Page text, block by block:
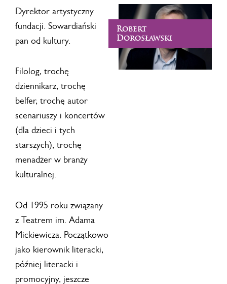
Dyrektor artystyczny
fundacji. Sowardiański
pan od kultury.
Filolog, trochę
dziennikarz, trochę
belfer, trochę autor
scenariuszy i koncertów
(dla dzieci i tych
starszych), trochę
menadżer w branży
kulturalnej.
Od 1995 roku związany
z Teatrem im. Adama
Mickiewicza. Początkowo
jako kierownik literacki,
później literacki i
promocyjny, jeszcze
Robert
Dorosławski